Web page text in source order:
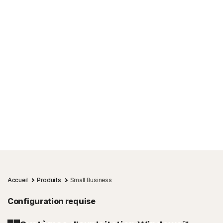
Accueil Produits Small Business
Configuration requise